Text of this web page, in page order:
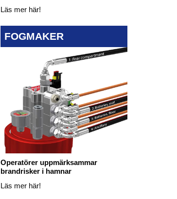
Läs mer här!
FOGMAKER
Operatörer uppmärksammar
brandrisker i hamnar
Läs mer här!